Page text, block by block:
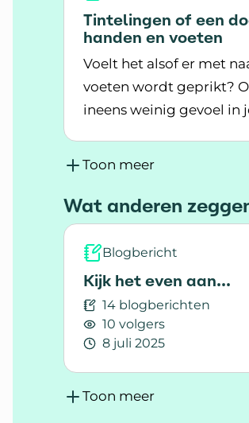
Tintelingen of een
handen en voeten
Voelt het alsof er met
voeten wordt geprikt?
ineens weinig gevoel in
Lees meer over
Toon meer
Wat anderen
Blogbericht
Kijk het even aan...
14 blogberichten
10 volgers
8 juli 2025
Toon meer